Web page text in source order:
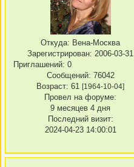
Откуда: Вена-Москва
Зарегистрирован: 2006-03-31
Приглашений: 0
Сообщений: 76042
Возраст: 61 [1964-10-04]
Провел на форуме:
9 месяцев 4 дня
Последний визит:
2024-04-23 14:00:01